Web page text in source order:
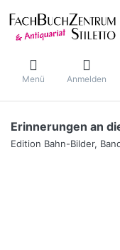
Menü Anmelden
Erinnerungen an
Edition Bahn-Bilder,